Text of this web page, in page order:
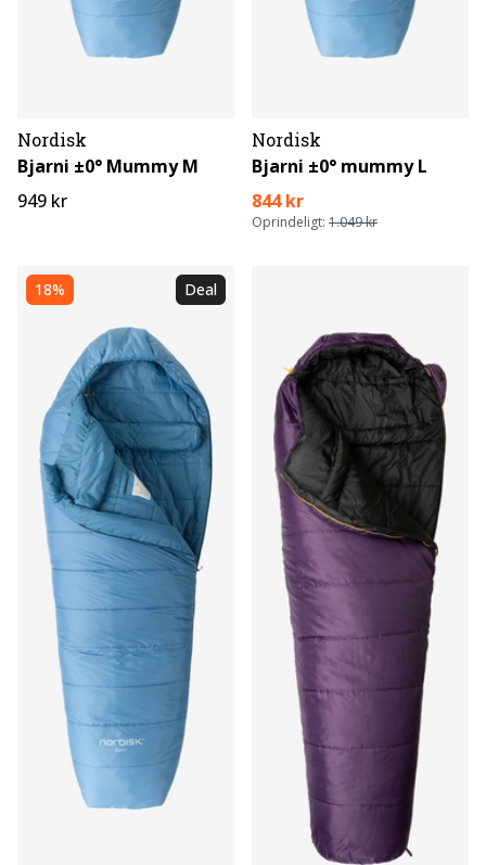
Nordisk
Bjarni ±0° Mummy M
949 kr
Nordisk
Bjarni ±0° mummy L
844 kr
Oprindeligt: 1.049 kr
18% Deal